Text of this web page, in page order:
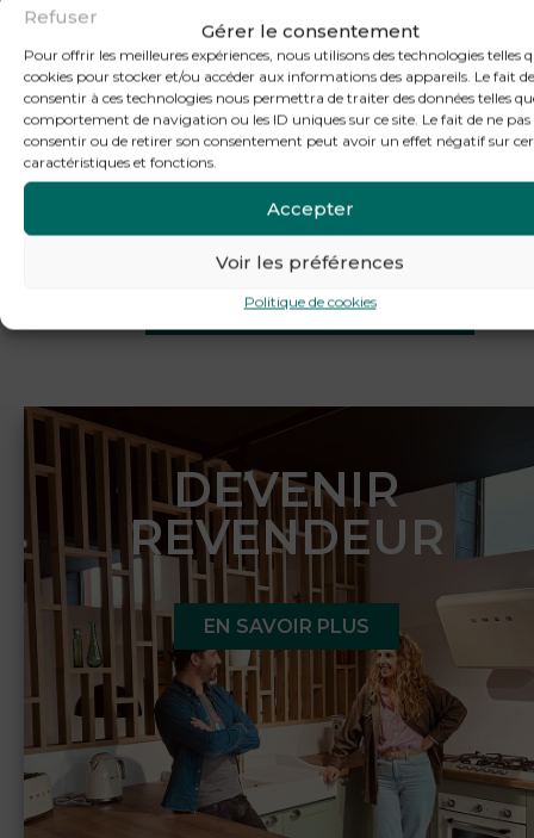
Gérer le consentement
Pour offrir les meilleures expériences, nous utilisons des technologies telles
cookies pour stocker et/ou accéder aux informations des appareils. Le fait de
consentir à ces technologies nous permettra de traiter des données telles
comportement de navigation ou les ID uniques sur ce site. Le fait de ne pas
consentir ou de retirer son consentement peut avoir un effet négatif sur
caractéristiques et fonctions.
Accepter
Refuser
Voir les préférences
Politique de cookies
Cuisines
Tout ce qu’il faut savoir sur cette
nouvelle collection Cuisines 26-27
EN SAVOIR PLUS
VOIR TOUS NOS CONSEILS
DEVENIR
REVENDEUR
EN SAVOIR PLUS